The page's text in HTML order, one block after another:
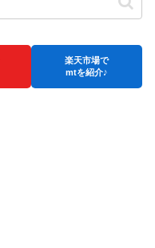
楽天市場で
mtを紹介♪